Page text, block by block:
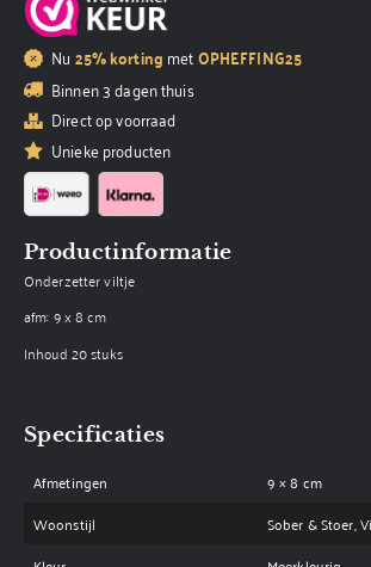
Nu 25% korting metOPHEFFING25
Binnen 3 dagen thuis
Direct op voorraad
Unieke producten
Productinformatie
Onderzetter viltje
afm: 9 x 8 cm
Inhoud 20 stuks
Specificaties
Afmetingen
9 × 8 cm
Woonstijl
Sober & Stoer,